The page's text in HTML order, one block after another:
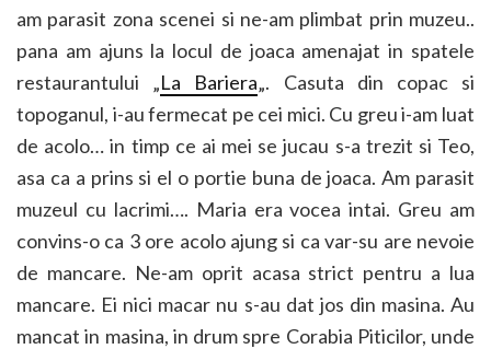
am parasit zona scenei si ne-am plimbat prin muzeu..
pana am ajuns la locul de joaca amenajat in spatele
restaurantului „La Bariera„. Casuta din copac si
topoganul, i-au fermecat pe cei mici. Cu greu i-am luat
de acolo… in timp ce ai mei se jucau s-a trezit si Teo,
asa ca a prins si el o portie buna de joaca. Am parasit
muzeul cu lacrimi…. Maria era vocea intai. Greu am
convins-o ca 3 ore acolo ajung si ca var-su are nevoie
de mancare. Ne-am oprit acasa strict pentru a lua
mancare. Ei nici macar nu s-au dat jos din masina. Au
mancat in masina, in drum spre Corabia Piticilor, unde